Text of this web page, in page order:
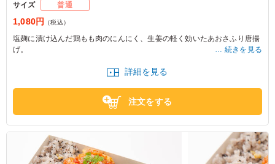
サイズ 普通
1,080円 （税込）
塩麹に漬け込んだ鶏もも肉のにんにく、生姜の軽く効いたあおさふり唐揚
げ。
続きを見る
詳細を見る
注文をする